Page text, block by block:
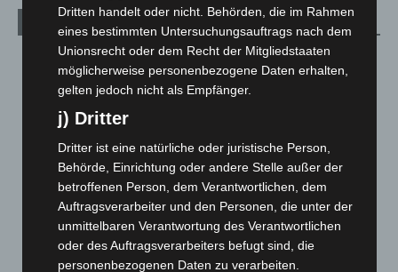
August 2026(9)
Juli 2026(73)
Juni 2026(139)
Mai 2026
(99)
April 2026(99)
März 2026(115)
Februar 2026(109)
Januar 2026(122)
Dritten handelt oder nicht. Behörden, die im Rahmen
eines bestimmten Untersuchungsauftrags nach dem
Unionsrecht oder dem Recht der Mitgliedstaaten
möglicherweise personenbezogene Daten erhalten,
gelten jedoch nicht als Empfänger.
j) Dritter
Dritter ist eine natürliche oder juristische Person,
Behörde, Einrichtung oder andere Stelle außer der
betroffenen Person, dem Verantwortlichen, dem
Auftragsverarbeiter und den Personen, die unter der
unmittelbaren Verantwortung des Verantwortlichen
oder des Auftragsverarbeiters befugt sind, die
personenbezogenen Daten zu verarbeiten.